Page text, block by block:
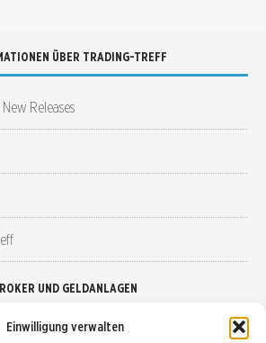
Einwilligung verwalten
ÜBER TRADING-TREFF
Releases
UND GELDANLAGEN